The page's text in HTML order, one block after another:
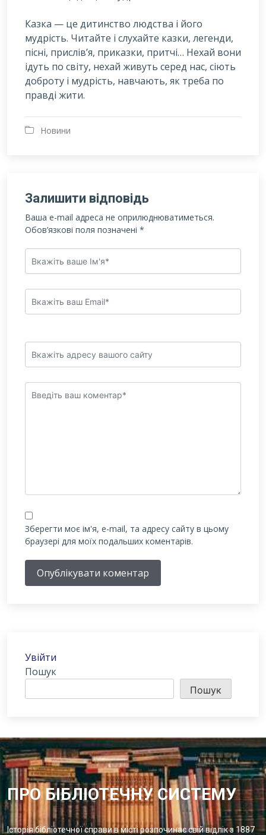
Казка — це дитинство людства і його
мудрість. Читайте і слухайте казки, легенди,
пісні, прислів’я, приказки, притчі… Нехай вони
ідуть по світу, нехай живуть серед нас, сіють
доброту і мудрість, навчають, як треба по
правді жити.
Новини
Залишити відповідь
Ваша e-mail адреса не оприлюднюватиметься.
Обов’язкові поля позначені *
Зберегти моє ім'я, e-mail, та адресу сайту в цьому
браузері для моїх подальших коментарів.
Опублікувати коментар
Увійти
Пошук
Пошук
ПРО БІБЛІОТЕЧНУ СИСТЕМУ
Історія бібліотечної справи в місті розпочинає свій відлік з 1887